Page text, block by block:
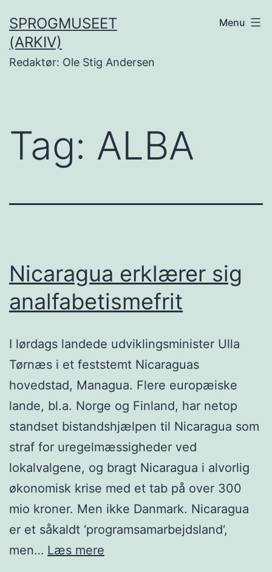
til
indhold
SPROGMUSEET
(ARKIV)
Redaktør: Ole Stig Andersen
Menu
Tag: ALBA
Nicaragua erklærer sig
analfabetismefrit
I lørdags landede udviklingsminister Ulla
Tørnæs i et feststemt Nicaraguas
hovedstad, Managua. Flere europæiske
lande, bl.a. Norge og Finland, har netop
standset bistandshjælpen til Nicaragua som
straf for uregelmæssigheder ved
lokalvalgene, og bragt Nicaragua i alvorlig
økonomisk krise med et tab på over 300
mio kroner. Men ikke Danmark. Nicaragua
er et såkaldt ‘programsamarbejdsland‘,
men… Læs mere